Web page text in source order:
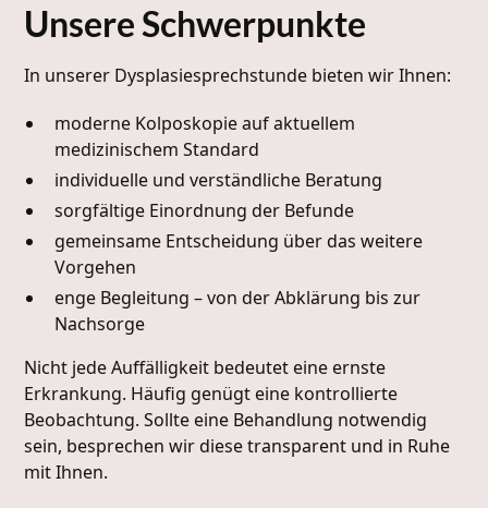
Unsere Schwerpunkte
In unserer Dysplasiesprechstunde bieten wir Ihnen:
moderne Kolposkopie auf aktuellem
medizinischem Standard
individuelle und verständliche Beratung
sorgfältige Einordnung der Befunde
gemeinsame Entscheidung über das weitere
Vorgehen
enge Begleitung – von der Abklärung bis zur
Nachsorge
Nicht jede Auffälligkeit bedeutet eine ernste
Erkrankung. Häufig genügt eine kontrollierte
Beobachtung. Sollte eine Behandlung notwendig
sein, besprechen wir diese transparent und in Ruhe
mit Ihnen.